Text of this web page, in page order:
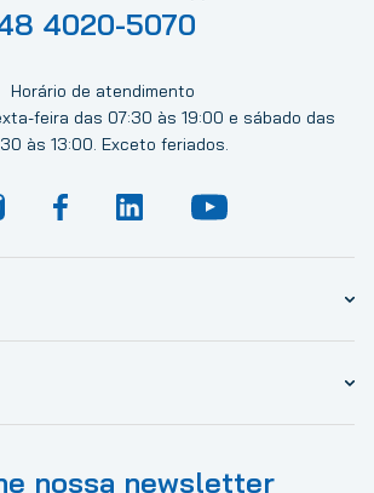
4020-5070
Horário de atendimento
feira das 07:30 às 19:00 e sábado das
às 13:00. Exceto feriados.
nossa newsletter